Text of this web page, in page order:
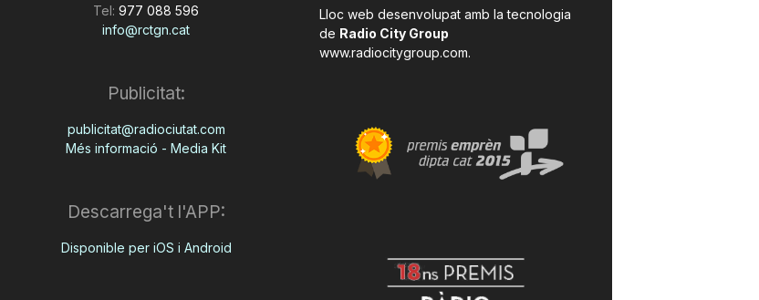
Tel: 977 088 596
info@rctgn.cat
Publicitat:
publicitat@radiociutat.com
Més informació - Media Kit
Descarrega't l'APP:
Disponible per iOS i Android
Lloc web desenvolupat amb la tecnologia
de Radio City Group
www.radiocitygroup.com.